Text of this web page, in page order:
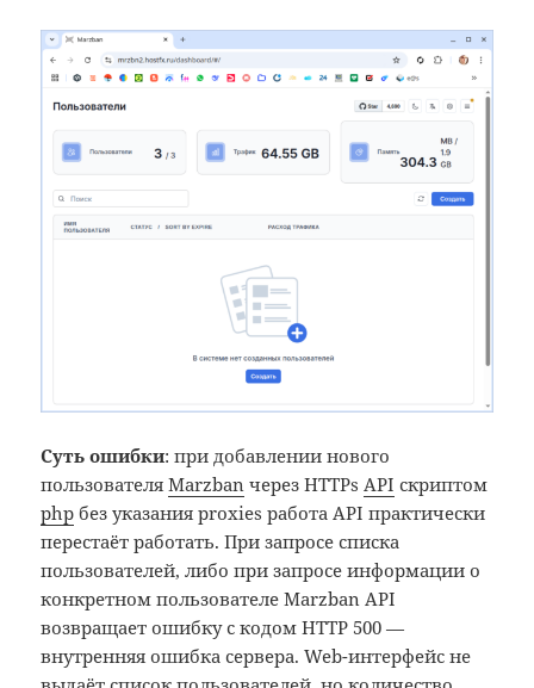
Суть ошибки: при добавлении нового
пользователяMarzban через HTTPs API скриптом
php без указания proxies работа API практически
перестаёт работать. При запросе списка
пользователей, либо при запросе информации о
конкретном пользователе Marzban API
возвращает ошибку с кодом HTTP 500 —
внутренняя ошибка сервера. Web-интерфейс не